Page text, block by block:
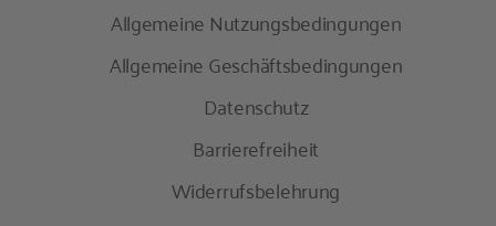
Allgemeine Nutzungsbedingungen
Allgemeine Geschäftsbedingungen
Datenschutz
Barrierefreiheit
Widerrufsbelehrung